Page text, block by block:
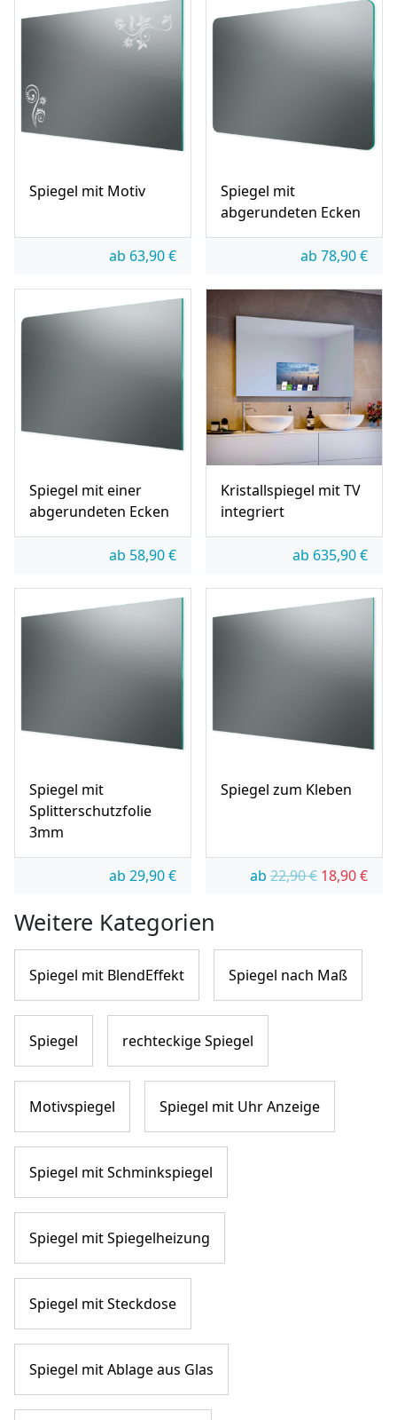
Spiegel mit Motiv
ab 63,90€
Spiegel mit
abgerundeten Ecken
ab 78,90€
Spiegel mit einer
abgerundeten Ecken
ab 58,90€
Kristallspiegel mit TV
integriert
ab 635,90€
Spiegel mit
Splitterschutzfolie
3mm
ab 29,90€
Spiegel zum Kleben
ab 22,90€ 18,90€
Weitere Kategorien
Spiegel mit BlendEffekt Spiegel nach Maß
Spiegel rechteckige Spiegel
Motivspiegel Spiegel mit Uhr Anzeige
Spiegel mit Schminkspiegel
Spiegel mit Spiegelheizung
Spiegel mit Steckdose
Spiegel mit Ablage aus Glas